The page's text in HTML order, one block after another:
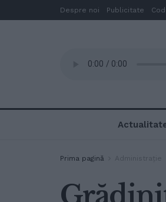
Despre noi Publicitate
Prima pagină Administrație